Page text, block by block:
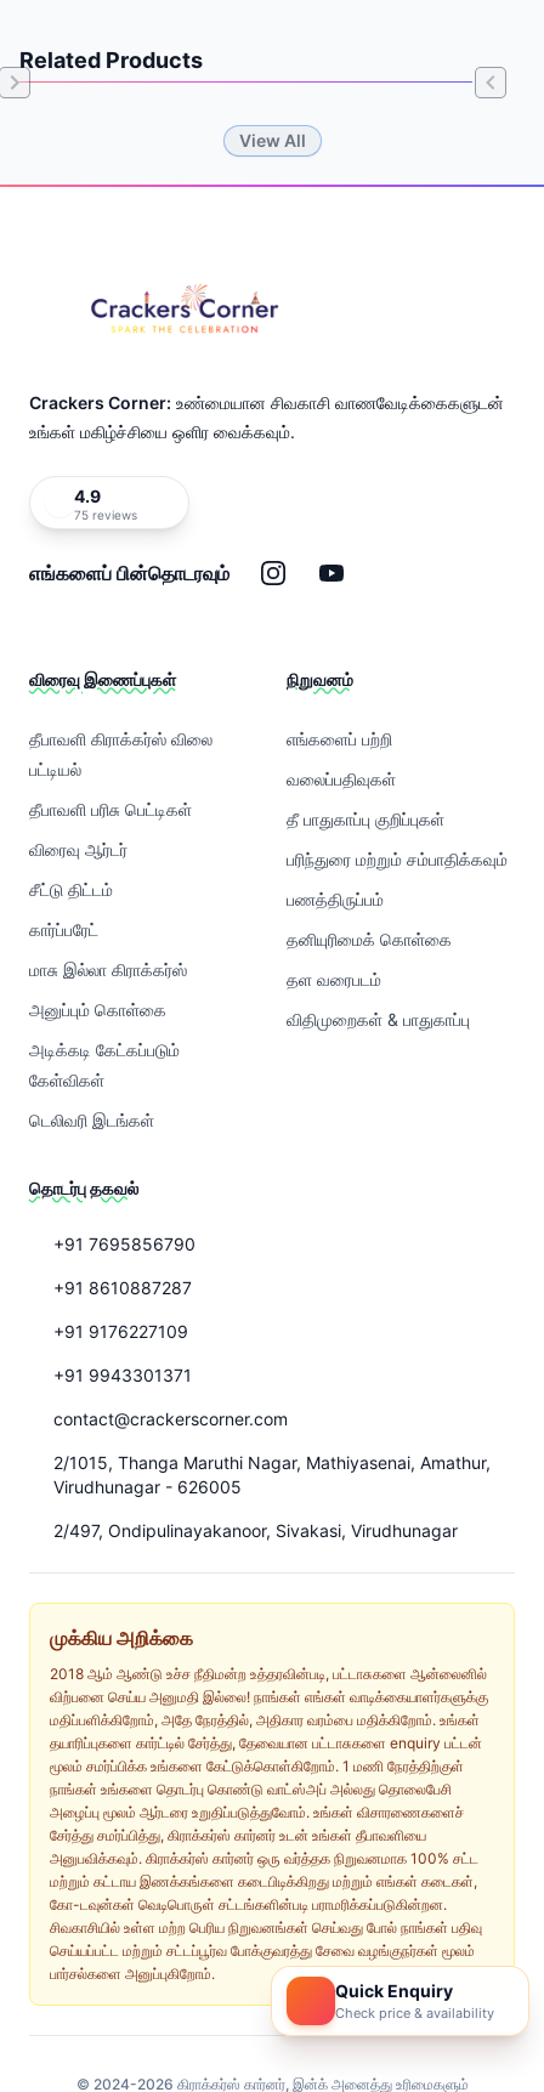
Related Products
View All
of
Quick Enquiry
Check price & availability
Crackers Corner: உண்மையான சிவகாசி வாணவேடிக்கைகளுடன்
உங்கள் மகிழ்ச்சியை ஒளிர வைக்கவும்.
4.9
75 reviews
எங்களைப் பின்தொடரவும் இன்ஸ்டாகிராம்
யூடியூப்
விரைவு இணைப்புகள்
தீபாவளி கிராக்கர்ஸ் விலை
பட்டியல்
தீபாவளி பரிசு பெட்டிகள்
விரைவு ஆர்டர்
சீட்டு திட்டம்
கார்ப்பரேட்
மாசு இல்லா கிராக்கர்ஸ்
அனுப்பும் கொள்கை
அடிக்கடி கேட்கப்படும்
கேள்விகள்
டெலிவரி இடங்கள்
நிறுவனம்
எங்களைப் பற்றி
வலைப்பதிவுகள்
தீ பாதுகாப்பு குறிப்புகள்
பரிந்துரை மற்றும் சம்பாதிக்கவும்
பணத்திருப்பம்
தனியுரிமைக் கொள்கை
தள வரைபடம்
விதிமுறைகள் & பாதுகாப்பு
தொடர்பு தகவல்
+91 7695856790
+91 8610887287
+91 9176227109
+91 9943301371
contact@crackerscorner.com
2/1015, Thanga Maruthi Nagar, Mathiyasenai, Amathur,
Virudhunagar - 626005
2/497, Ondipulinayakanoor, Sivakasi, Virudhunagar
முக்கிய அறிக்கை
2018 ஆம் ஆண்டு உச்ச நீதிமன்ற உத்தரவின்படி, பட்டாசுகளை ஆன்லைனில்
விற்பனை செய்ய அனுமதி இல்லை! நாங்கள் எங்கள் வாடிக்கையாளர்களுக்கு
மதிப்பளிக்கிறோம், அதே நேரத்தில், அதிகார வரம்பை மதிக்கிறோம். உங்கள்
தயாரிப்புகளை கார்ட்டில் சேர்த்து, தேவையான பட்டாசுகளை enquiry பட்டன்
மூலம் சமர்ப்பிக்க உங்களை கேட்டுக்கொள்கிறோம். 1 மணி நேரத்திற்குள்
நாங்கள் உங்களை தொடர்பு கொண்டு வாட்ஸ்அப் அல்லது தொலைபேசி
அழைப்பு மூலம் ஆர்டரை உறுதிப்படுத்துவோம். உங்கள் விசாரணைகளைச்
சேர்த்து சமர்ப்பித்து, கிராக்கர்ஸ் கார்னர் உடன் உங்கள் தீபாவளியை
அனுபவிக்கவும். கிராக்கர்ஸ் கார்னர் ஒரு வர்த்தக நிறுவனமாக 100% சட்ட
மற்றும் கட்டாய இணக்கங்களை கடைபிடிக்கிறது மற்றும் எங்கள் கடைகள்,
கோ-டவுன்கள் வெடிபொருள் சட்டங்களின்படி பராமரிக்கப்படுகின்றன.
சிவகாசியில் உள்ள மற்ற பெரிய நிறுவனங்கள் செய்வது போல் நாங்கள் பதிவு
செய்யப்பட்ட மற்றும் சட்டப்பூர்வ போக்குவரத்து சேவை வழங்குநர்கள் மூலம்
பார்சல்களை அனுப்புகிறோம்.
© 2024-2026 கிராக்கர்ஸ் கார்னர், இன்க் அனைத்து உரிமைகளும்